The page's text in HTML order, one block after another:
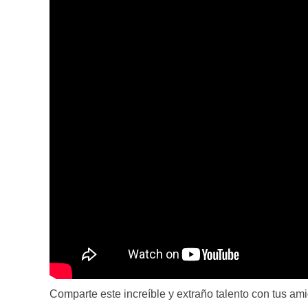
Comparte este increíble y extraño talento con tus